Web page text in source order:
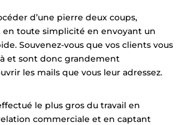
d’une pierre deux coups,
toute simplicité en envoyant un
Souvenez-vous que vos clients vous
et sont donc grandement
les mails que vous leur adressez.
le plus gros du travail en
commerciale et en captant